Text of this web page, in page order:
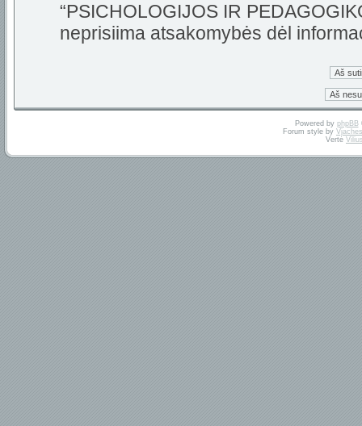
“PSICHOLOGIJOS IR
neprisiima atsakomybės dėl
Powered by phpBB
Forum style by
Vertė